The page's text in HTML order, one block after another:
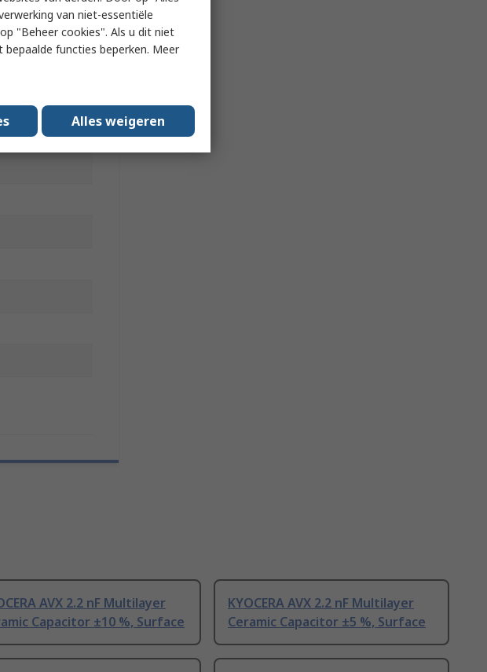
AVX 2.2 nF Multilayer
Capacitor ±10 %, Surface
KYOCERA AVX 2.2 nF Multilayer
Ceramic Capacitor ±5 %, Surface
van niet-essentiële
"Beheer cookies". Als u dit niet
functies beperken. Meer
Alles weigeren